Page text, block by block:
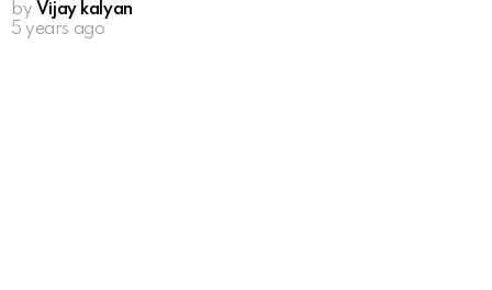
by Vijay kalyan
5 years ago